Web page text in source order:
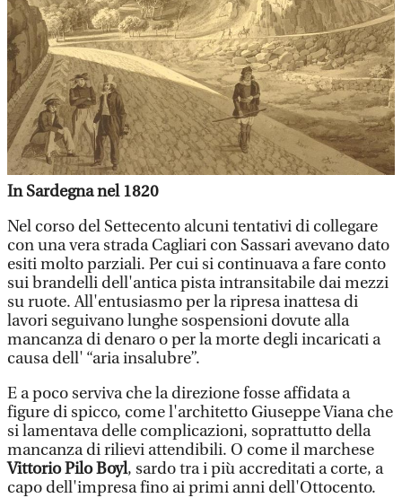
In Sardegna nel 1820
Nel corso del Settecento alcuni tentativi di collegare
con una vera strada Cagliari con Sassari avevano dato
esiti molto parziali. Per cui si continuava a fare conto
sui brandelli dell'antica pista intransitabile dai mezzi
su ruote. All'entusiasmo per la ripresa inattesa di
lavori seguivano lunghe sospensioni dovute alla
mancanza di denaro o per la morte degli incaricati a
causa dell' “aria insalubre”.
E a poco serviva che la direzione fosse affidata a
figure di spicco, come l'architetto Giuseppe Viana che
si lamentava delle complicazioni, soprattutto della
mancanza di rilievi attendibili. O come il marchese
Vittorio Pilo Boyl, sardo tra i più accreditati a corte, a
capo dell'impresa fino ai primi anni dell'Ottocento.